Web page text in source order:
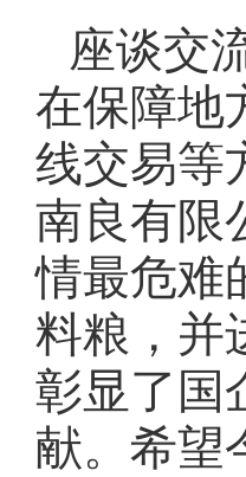
座谈交
在保障地
线交易等
南良有限
情最危难
料粮，并
彰显了国
献。希望